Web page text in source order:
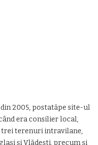
2005, postatăpe site-ul
era consilier local,
trei terenuri intravilane,
și Vlădești, precum și